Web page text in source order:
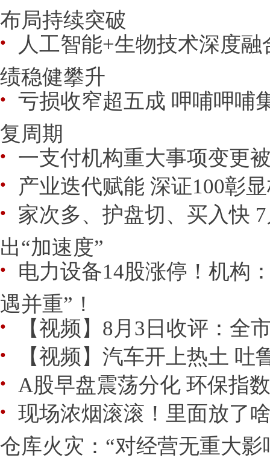
布局持续突破
● 人工智能+生物技术深度
绩稳健攀升
● 亏损收窄超五成 呷哺呷哺
复周期
● 一支付机构重大事项变更
● 产业迭代赋能 深证100彰
● 家次多、护盘切、买入快
出“加速度”
● 电力设备14股涨停！机构
遇并重”！
● 【视频】8月3日收评：全
● 【视频】汽车开上热土 吐
● A股早盘震荡分化 环保指
● 现场浓烟滚滚！里面放了
仓库火灾：“对经营无重大影